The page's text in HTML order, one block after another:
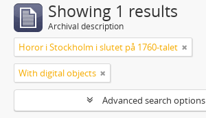
Showing 1 results
Archival description
Horor i Stockholm i slutet på 1760-talet
With digital objects
Advanced search options